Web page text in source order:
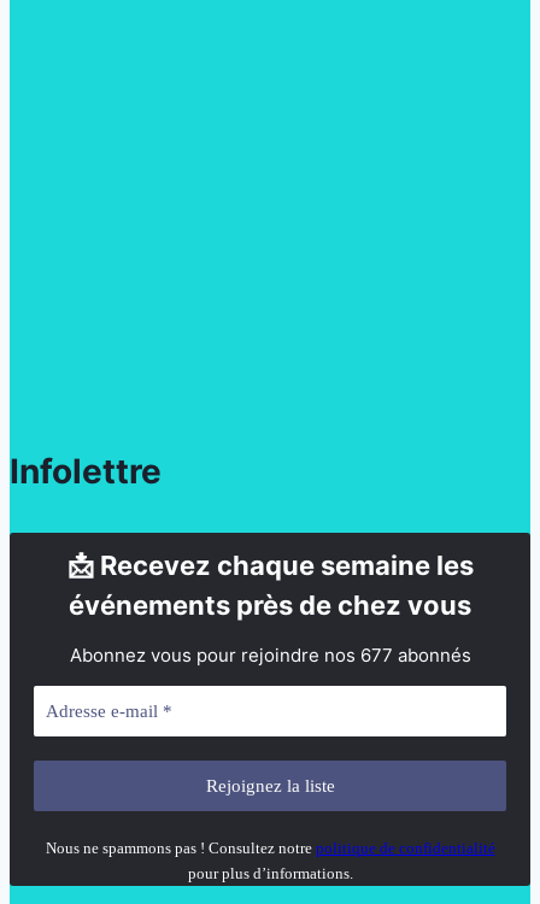
Infolettre
📩 Recevez chaque semaine les
événements près de chez vous
Abonnez vous pour rejoindre nos 677 abonnés
Nous ne spammons pas ! Consultez notre politique de confidentialité
pour plus d’informations.